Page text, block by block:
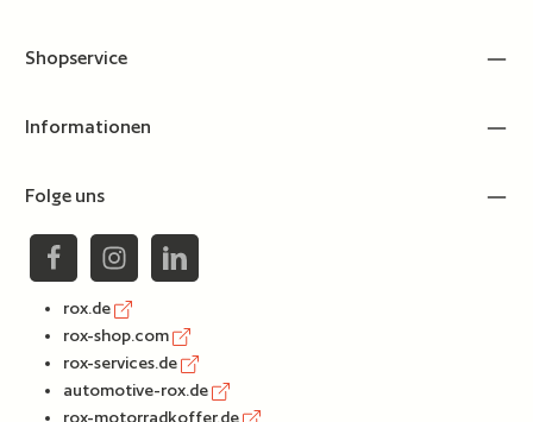
Shopservice
Informationen
Folge uns
rox.de
rox-shop.com
rox-services.de
automotive-rox.de
rox-motorradkoffer.de